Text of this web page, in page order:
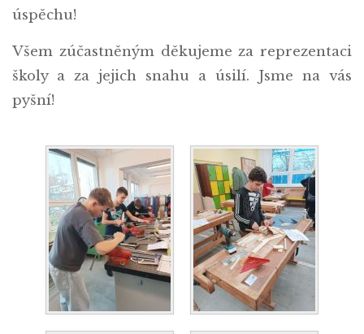
úspěchu!
Všem zúčastněným děkujeme za reprezentaci
školy a za jejich snahu a úsilí. Jsme na vás
pyšní!